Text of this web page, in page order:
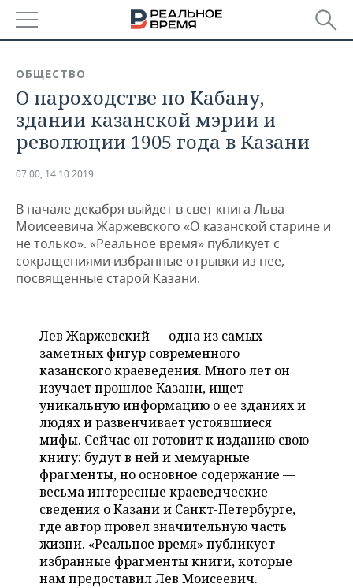
БАШКОРТОСТАН
ТАТАРСТАН
НОВОСТИ
АНАЛИТИКА
ДЕКЛАРАЦИИ О ДОХОДАХ
КОРОЛИ ГОСЗАКАЗА ПФО
ВУЗЫ ТАТАРСТАНА
КОМУ ПРИНАДЛЕЖАТ
ТАТАРСТАНА
НОВОСТИ ЭКОНОМИКИ
ФИНАНСЫ
БАНКИ
БЮДЖЕТ
ИНВЕСТИЦИИ
ПРОМЫШЛЕННОСТЬ
НОВОСТИ
ПРОМЫШЛЕННОСТИ
АГРОПРОМ
НЕФТЕХИМИЯ
НЕФТЬ
ОПК
ЭНЕРГЕТИКА
НЕДВИЖИМОСТЬ
НОВОСТИ НЕДВИЖИМОСТИ
АВТО
НОВОСТИ АВТО
БИЗНЕС
НОВОСТИ БИЗНЕСА
РОЗНИЧНАЯ ТОРГОВЛЯ
ТРАНСПОРТ
УСЛУГИ
ТЕХНОЛОГИИ
НОВОСТИ ТЕХНОЛОГИЙ
МЕДИА
ТЕЛЕКОММУНИКАЦИИ
МЕРОПРИЯТИЯ
НОВОСТИ МЕРОПРИЯТИЙ
ВЫЕЗДНАЯ РЕДАКЦИЯ
БИЗНЕС-БРАНЧИ
ONLINE-КОНФЕРЕНЦИИ
ОТКРЫТАЯ ЛЕКЦИЯ
СПОРТ
НОВОСТИ СПОРТА
ФУТБОЛ
ХОККЕЙ
БАСКЕТБОЛ
ОБЩЕСТВО
НОВОСТИ ОБЩЕСТВА
ВЛАСТЬ
ИНФРАСТРУКТУРА
ФОТОГАЛЕРЕЯ
СЮЖЕТЫ
СПРАВОЧНИК
ОБЩЕСТВО
О пароходстве по Кабану,
здании казанской мэрии и
революции 1905 года в Казани
07:00, 14.10.2019
В начале декабря выйдет в свет книга Льва
Моисеевича Жаржевского «О казанской старине и
не только». «Реальное время» публикует с
сокращениями избранные отрывки из нее,
посвященные старой Казани.
Лев Жаржевский — одна из самых
заметных фигур современного
казанского краеведения. Много лет он
изучает прошлое Казани, ищет
уникальную информацию о ее зданиях и
людях и развенчивает устоявшиеся
мифы. Сейчас он готовит к изданию свою
книгу: будут в ней и мемуарные
фрагменты, но основное содержание —
весьма интересные краеведческие
сведения о Казани и Санкт-Петербурге,
где автор провел значительную часть
жизни. «Реальное время» публикует
избранные фрагменты книги, которые
нам предоставил Лев Моисеевич.